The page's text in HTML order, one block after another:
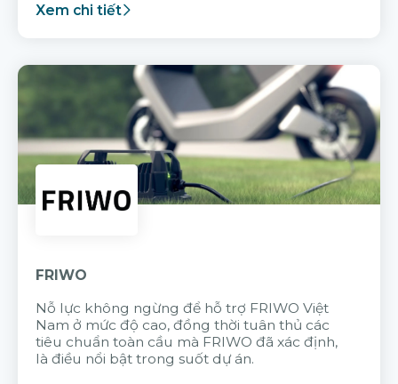
Xem chi tiết
FRIWO
Nỗ lực không ngừng để hỗ trợ FRIWO Việt
Nam ở mức độ cao, đồng thời tuân thủ các
tiêu chuẩn toàn cầu mà FRIWO đã xác định,
là điều nổi bật trong suốt dự án.